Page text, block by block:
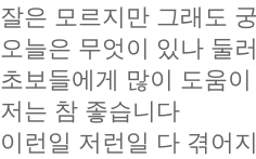
잘은 모르지만 그래도
오늘은 무엇이 있나 둘
초보들에게 많이 도움
저는 참 좋습니다
이런일 저런일 다 겪어